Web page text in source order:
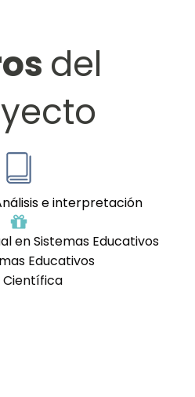
del
e interpretación
en Sistemas Educativos
Educativos
Científica